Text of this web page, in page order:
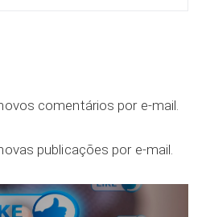
comentários por e-mail.
publicações por e-mail.